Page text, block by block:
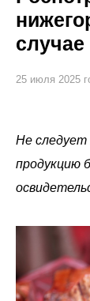
25 июля 2025
Не следует
продукцию